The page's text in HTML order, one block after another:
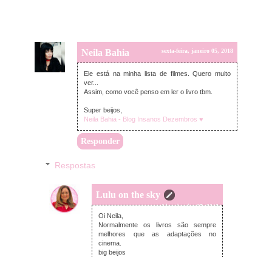
Neila Bahia sexta-feira, janeiro 05, 2018
Ele está na minha lista de filmes. Quero muito
ver...
Assim, como você penso em ler o livro tbm.
Super beijos,
Neila Bahia - Blog Insanos Dezembros ♥
Responder
Respostas
Lulu on the sky
sexta-feira, janeiro 05, 2018
Oi Neila,
Normalmente os livros são sempre
melhores que as adaptações no
cinema.
big beijos